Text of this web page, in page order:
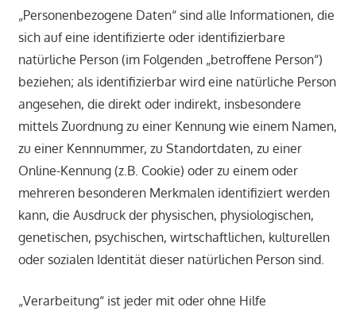
„Personenbezogene Daten“ sind alle Informationen, die
sich auf eine identifizierte oder identifizierbare
natürliche Person (im Folgenden „betroffene Person“)
beziehen; als identifizierbar wird eine natürliche Person
angesehen, die direkt oder indirekt, insbesondere
mittels Zuordnung zu einer Kennung wie einem Namen,
zu einer Kennnummer, zu Standortdaten, zu einer
Online-Kennung (z.B. Cookie) oder zu einem oder
mehreren besonderen Merkmalen identifiziert werden
kann, die Ausdruck der physischen, physiologischen,
genetischen, psychischen, wirtschaftlichen, kulturellen
oder sozialen Identität dieser natürlichen Person sind.
„Verarbeitung“ ist jeder mit oder ohne Hilfe